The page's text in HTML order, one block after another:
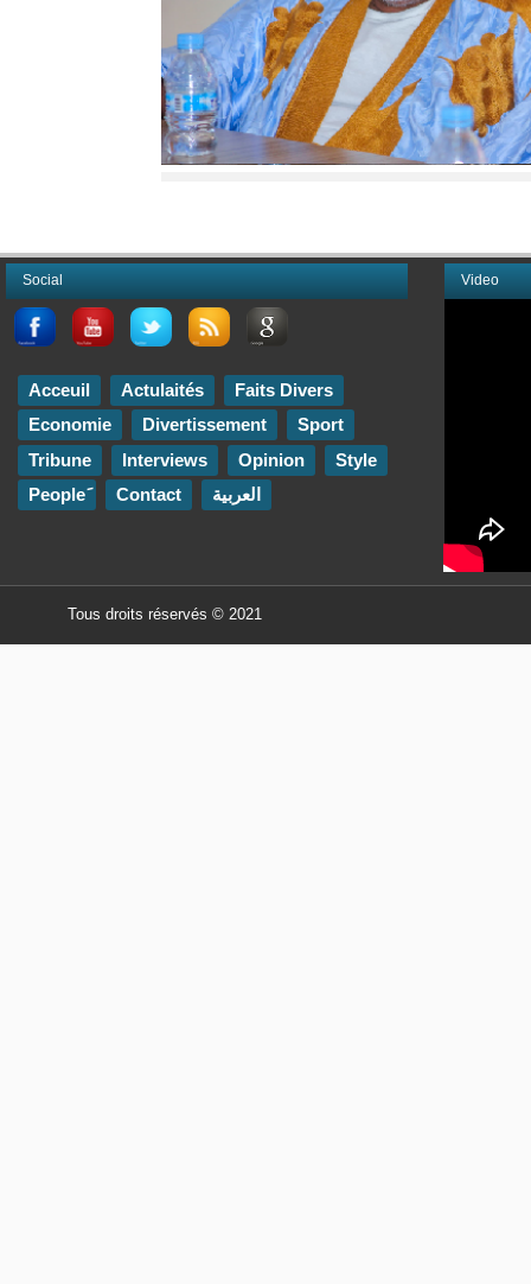
Video
Social
Acceuil Actulaités
Faits Divers
Economie
Divertissement
Sport
Tribune
Interviews Opinion
Style
Contact العربية
Tous droits réservés © 2021